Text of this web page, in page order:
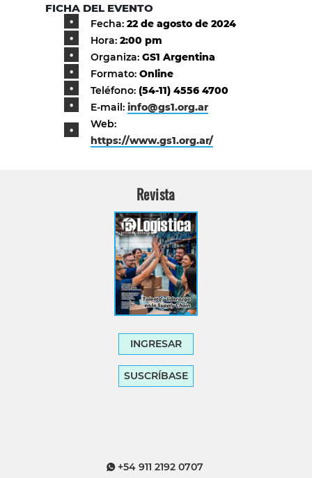
FICHA DEL EVENTO
Fecha: 22 de agosto de 2024
Hora: 2:00 pm
Organiza: GS1 Argentina
Formato: Online
Teléfono: (54-11) 4556 4700
E-mail: info@gs1.org.ar
Web:
https://www.gs1.org.ar/
Revista
INGRESAR
SUSCRÍBASE
+54 911 2192 0707